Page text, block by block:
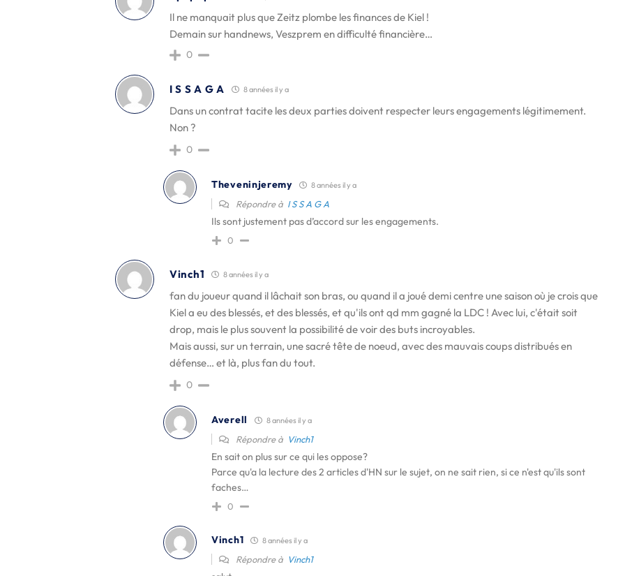
Il ne manquait plus que Zeitz plombe les finances de Kiel !
Demain sur handnews, Veszprem en difficulté financière…
0
I S S A G A 8 années il y a
Dans un contrat tacite les deux parties doivent respecter leurs engagements légitimement.
Non ?
0
Theveninjeremy 8 années il y a
Répondre à I S S A G A
Ils sont justement pas d’accord sur les engagements.
0
Vinch1 8 années il y a
fan du joueur quand il lâchait son bras, ou quand il a joué demi centre une saison où je crois que
Kiel a eu des blessés, et des blessés, et qu'ils ont qd mm gagné la LDC ! Avec lui, c'était soit
drop, mais le plus souvent la possibilité de voir des buts incroyables.
Mais aussi, sur un terrain, une sacré tête de noeud, avec des mauvais coups distribués en
défense… et là, plus fan du tout.
0
Averell 8 années il y a
Répondre à Vinch1
En sait on plus sur ce qui les oppose?
Parce qu'a la lecture des 2 articles d'HN sur le sujet, on ne sait rien, si ce n'est qu'ils sont
faches…
0
Vinch1 8 années il y a
Répondre à Vinch1